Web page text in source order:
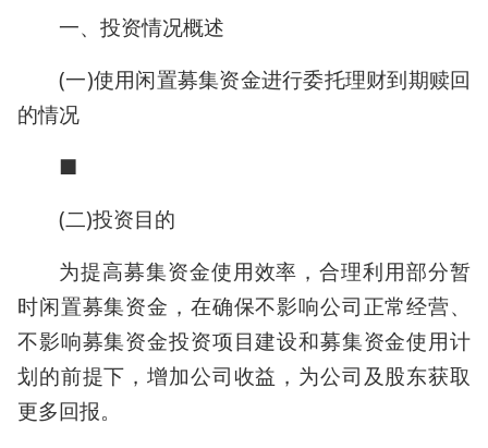
一、投资情况概述
(一)使用闲置募集资金进行委托理财到期赎回
的情况
■
(二)投资目的
为提高募集资金使用效率，合理利用部分暂
时闲置募集资金，在确保不影响公司正常经营、
不影响募集资金投资项目建设和募集资金使用计
划的前提下，增加公司收益，为公司及股东获取
更多回报。